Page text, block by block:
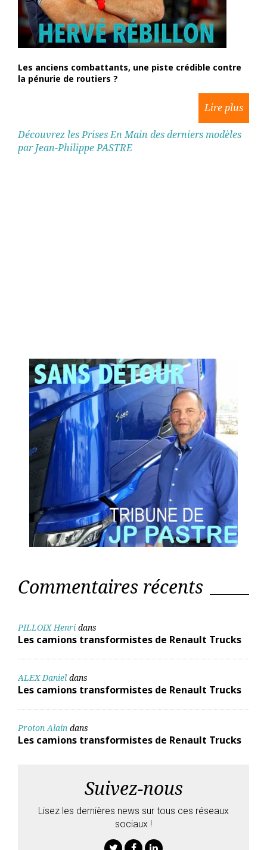
Les anciens combattants, une piste crédible contre
la pénurie de routiers ?
Découvrez les Prises En Main des derniers modèles
par Jean-Philippe PASTRE
Commentaires récents
PILLOIX Henri dans
Les camions transformistes de Renault Trucks
ALEX Daniel dans
Les camions transformistes de Renault Trucks
Proton Alain dans
Les camions transformistes de Renault Trucks
Suivez-nous
Lisez les dernières news sur tous ces réseaux
sociaux !